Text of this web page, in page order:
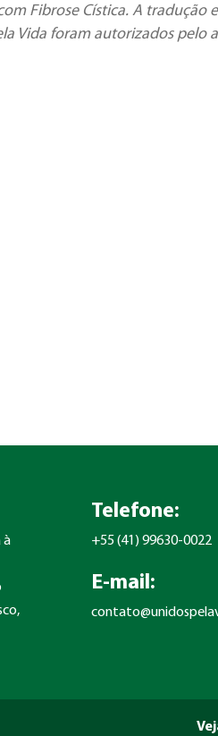
Fibrose Cística. A tradução
Vida foram autorizados pelo
à
Telefone:
+55 (41) 99630-0022
E-mail: